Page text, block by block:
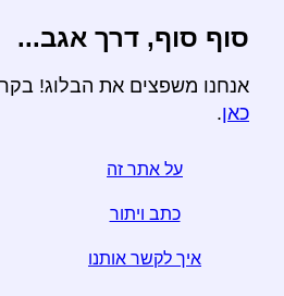
סוף סוף, דרך אגב...
אנחנו משפצים את הבלוג! בקר
כאן.
על אתר זה
כתב ויתור
איך לקשר אותנו